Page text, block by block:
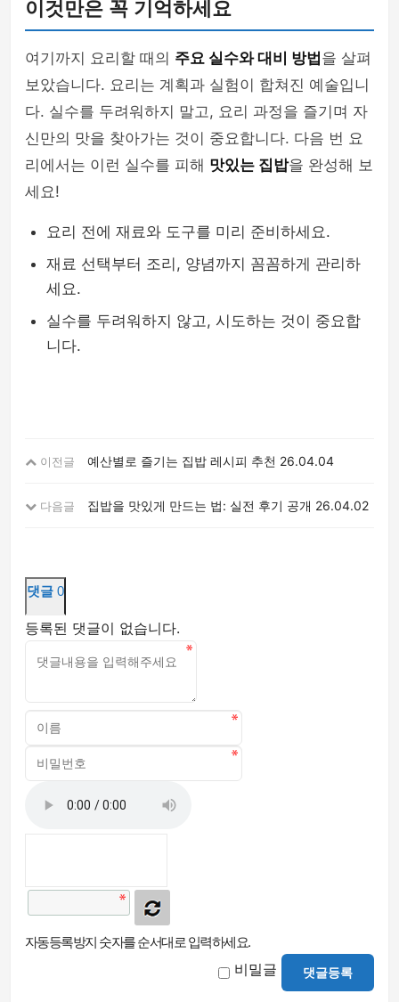
이것만은 꼭 기억하세요
여기까지 요리할 때의 주요 실수와 대비 방법 을 살펴
보았습니다. 요리는 계획과 실험이 합쳐진 예술입니
다. 실수를 두려워하지 말고, 요리 과정을 즐기며 자
신만의 맛을 찾아가는 것이 중요합니다. 다음 번 요
리에서는 이런 실수를 피해 맛있는 집밥을 완성해 보
세요!
요리 전에 재료와 도구를 미리 준비하세요.
재료 선택부터 조리, 양념까지 꼼꼼하게 관리하
세요.
실수를 두려워하지 않고, 시도하는 것이 중요합
니다.
이전글 예산별로 즐기는 집밥 레시피 추천 26.04.04
다음글 집밥을 맛있게 만드는 법: 실전 후기 공개 26.04.02
댓글 0
등록된 댓글이 없습니다.
자동등록방지 숫자를 순서대로 입력하세요.
비밀글 댓글등록